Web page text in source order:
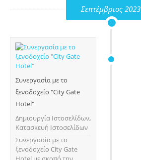
Σεπτέμβριος 2023
Συνεργασία με τo
ξενοδοχείο "City Gate
Hotel"
Δημιουργία Ιστοσελίδων,
Κατασκευή Ιστοσελίδων
Συνεργασία με τo
ξενοδοχείο City Gate